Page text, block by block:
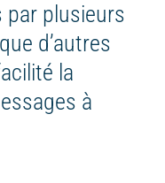
par plusieurs
d’autres
la
à